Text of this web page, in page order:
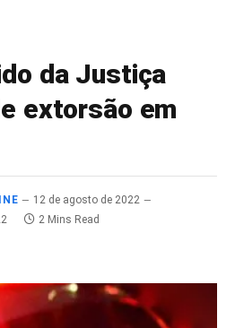
da Justiça
extorsão em
12 de agosto de 2022
2 Mins Read